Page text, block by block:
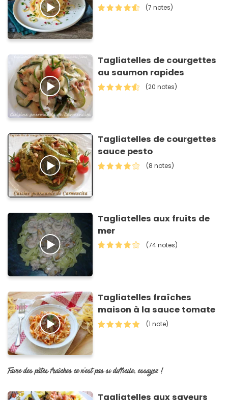
(7 notes)
Tagliatelles de courgettes
au saumon rapides
(20 notes)
Tagliatelles de courgettes
sauce pesto
(8 notes)
Tagliatelles aux fruits de
mer
(74 notes)
Tagliatelles fraîches
maison à la sauce tomate
(1 note)
Faire des pâtes fraîches ce n'est pas si difficile, essayez !
Tagliatelles aux saveurs